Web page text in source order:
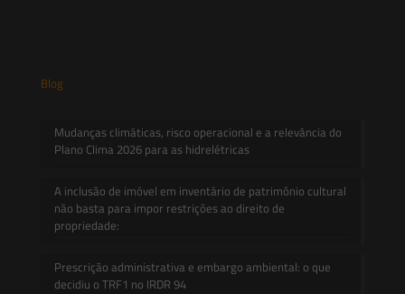
Blog
Mudanças climáticas, risco operacional e a relevância do
Plano Clima 2026 para as hidrelétricas
A inclusão de imóvel em inventário de patrimônio cultural
não basta para impor restrições ao direito de
propriedade:
Prescrição administrativa e embargo ambiental: o que
decidiu o TRF1 no IRDR 94